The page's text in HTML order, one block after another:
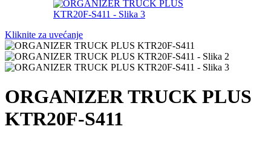
Kliknite za uvećanje
ORGANIZER TRUCK PLUS
KTR20F-S411